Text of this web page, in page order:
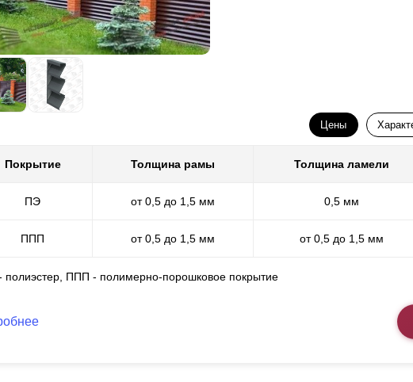
Цены
Покрытие Толщина рамы Толщина ламели
ПЭ от 0,5 до 1,5 мм 0,5 мм
ППП от 0,5 до 1,5 мм от 0,5 до 1,5 мм
полиэстер, ППП - полимерно-порошковое покрытие